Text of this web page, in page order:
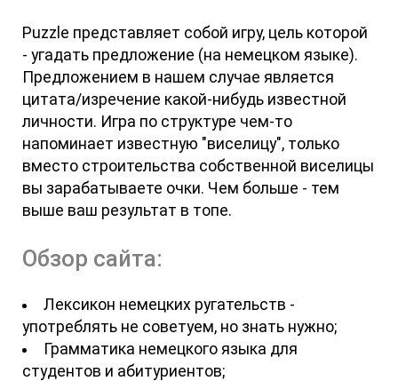
Puzzle представляет собой игру, цель которой
- угадать предложение (на немецком языке).
Предложением в нашем случае является
цитата/изречение какой-нибудь известной
личности. Игра по структуре чем-то
напоминает известную "виселицу", только
вместо строительства собственной виселицы
вы зарабатываете очки. Чем больше - тем
выше ваш результат в топе.
Обзор сайта:
Лексикон немецких ругательств -
употреблять не советуем, но знать нужно;
Грамматика немецкого языка для
студентов и абитуриентов;